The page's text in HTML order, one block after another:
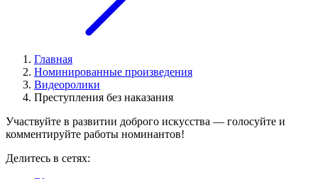
Главная
Номинированные произведения
Видеоролики
Преступления без наказания
Участвуйте в развитии доброго искусства — голосуйте и
комментируйте работы номинантов!
Делитесь в сетях: